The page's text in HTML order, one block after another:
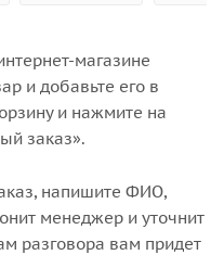
магазине
и добавьте его в
и нажмите на
заказ».
напишите ФИО,
менеджер и уточнит
разговора вам придет